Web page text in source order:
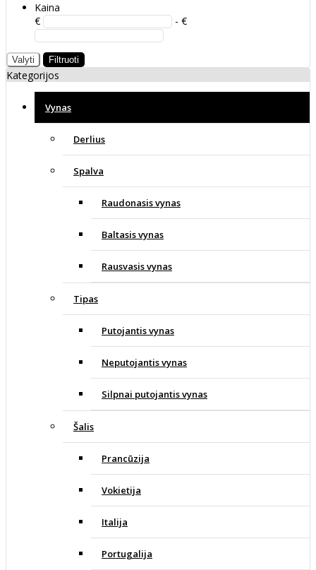
Kaina
€
- €
Valyti Filtruoti
Kategorijos
Vynas
Derlius
Spalva
Raudonasis vynas
Baltasis vynas
Rausvasis vynas
Tipas
Putojantis vynas
Neputojantis vynas
Silpnai putojantis vynas
Šalis
Prancūzija
Vokietija
Italija
Portugalija